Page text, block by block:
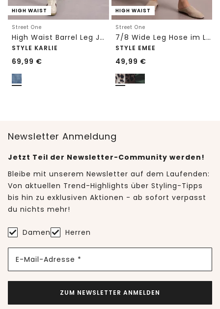
HIGH WAIST
Street One
High Waist Barrel Leg Jeans im Loose Fit
STYLE KARLIE
69,99 €
HIGH WAIST
Street One
7/8 Wide Leg Hose im Loose Fit mit Print
STYLE EMEE
49,99 €
Newsletter Anmeldung
Jetzt Teil der Newsletter-Community werden!
Bleibe mit unserem Newsletter auf dem Laufenden:
Von aktuellen Trend-Highlights über Styling-Tipps
bis hin zu exklusiven Aktionen - ab sofort verpasst
du nichts mehr!
Damen Herren
E-Mail-Adresse *
ZUM NEWSLETTER ANMELDEN